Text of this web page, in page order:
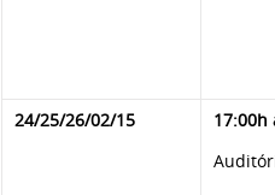
24/25/26/02/15
17:00h